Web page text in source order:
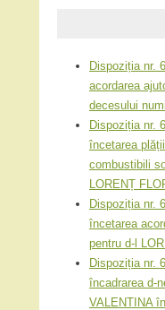
Dispoziția nr.
acordarea
decesului
Dispoziția nr.
încetarea
combustibili
LORENȚ
Dispoziția nr.
încetarea
pentru d-l
Dispoziția nr.
încadrarea d-
VALENTINA